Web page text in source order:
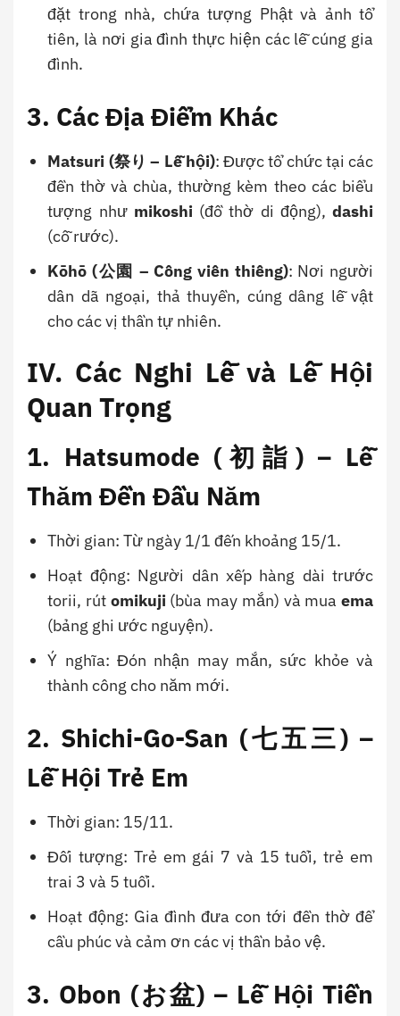
đặt trong nhà, chứa tượng Phật và ảnh tổ
tiên, là nơi gia đình thực hiện các lễ cúng gia
đình.
3. Các Địa Điểm Khác
Matsuri (祭り – Lễ hội): Được tổ chức tại các
đền thờ và chùa, thường kèm theo các biểu
tượng như mikoshi (đồ thờ di động),dashi
(cỗ rước).
Kōhō (公園 – Công viên thiêng): Nơi người
dân dã ngoại, thả thuyền, cúng dâng lễ vật
cho các vị thần tự nhiên.
IV. Các Nghi Lễ và Lễ Hội
Quan Trọng
1. Hatsumode (初詣) – Lễ
Thăm Đền Đầu Năm
Thời gian: Từ ngày 1/1 đến khoảng 15/1.
Hoạt động: Người dân xếp hàng dài trước
torii, rút omikuji (bùa may mắn) và muaema
(bảng ghi ước nguyện).
Ý nghĩa: Đón nhận may mắn, sức khỏe và
thành công cho năm mới.
2. Shichi-Go-San (七五三) –
Lễ Hội Trẻ Em
Thời gian: 15/11.
Đối tượng: Trẻ em gái 7 và 15 tuổi, trẻ em
trai 3 và 5 tuổi.
Hoạt động: Gia đình đưa con tới đền thờ để
cầu phúc và cảm ơn các vị thần bảo vệ.
3. Obon (お盆) – Lễ Hội Tiền